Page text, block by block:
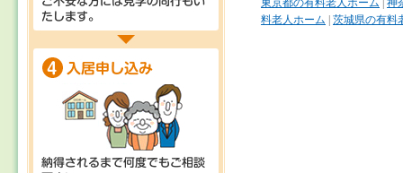
東京都の有料老人ホーム
神
料老人ホーム
茨城県の有料